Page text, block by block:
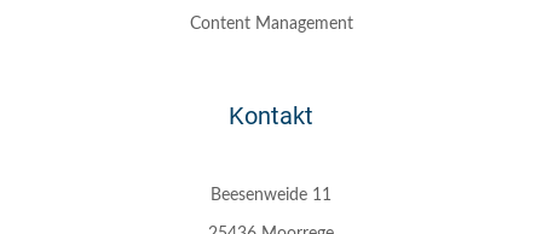
Content Management
Kontakt
Beesenweide 11